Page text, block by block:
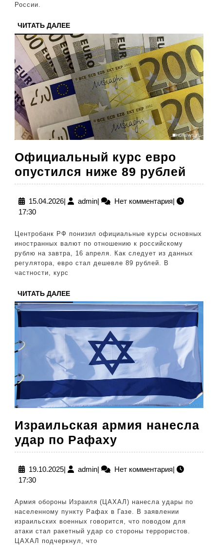
их
избытке
России.
ЧИТАТЬ ДАЛЕЕЧИТАТЬ
ДАЛЕЕ
Официальный курс евро
опустился ниже 89 рублей
курс
ниже
15.04.202615.04.2026
| adminadmin
| Нет комментария|
17:30
Центробанк РФ понизил официальные курсы основных
иностранных валют по отношению к российскому
рублю на завтра, 16 апреля. Как следует из данных
регулятора, евро стал дешевле 89 рублей. В
частности, курс
ЧИТАТЬ ДАЛЕЕЧИТАТЬ
ДАЛЕЕ
Израильская армия нанесла
удар по Рафаху
армия
нанесла
по
Рафаху
19.10.202519.10.2025
| adminadmin
| Нет комментария|
17:30
Армия обороны Израиля (ЦАХАЛ) нанесла удары по
населенному пункту Рафах в Газе. В заявлении
израильских военных говорится, что поводом для
атаки стал ракетный удар со стороны террористов.
ЦАХАЛ подчеркнул, что